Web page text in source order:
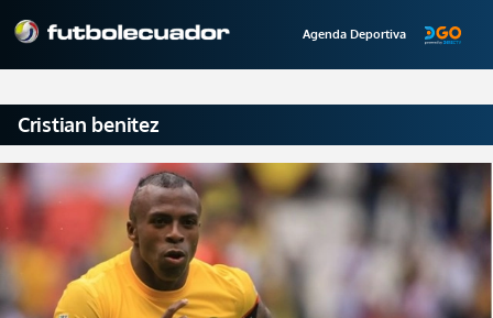
Agenda Deportiva
Cristian benitez